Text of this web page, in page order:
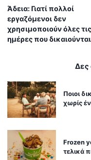
Άδεια: Γιατί πολλοί
εργαζόμενοι δεν
χρησιμοποιούν όλες τις
ημέρες που δικαιούνται
Δες
Ποιοι
χωρίς
Frozen
τελικά